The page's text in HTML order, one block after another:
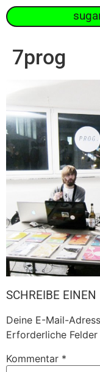
7prog
SCHREIBE
Deine E-Mail-
Erforderliche
Kommentar *